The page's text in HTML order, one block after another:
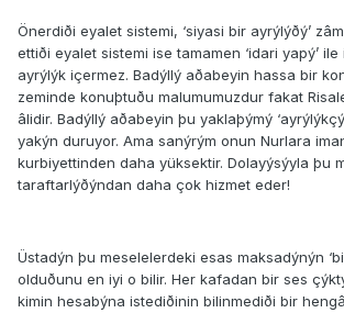
Önerdiði eyalet sistemi, ‘siyasi bir ayrýlýðý’
ettiði eyalet sistemi ise tamamen ‘idari yapý’ ile
ayrýlýk içermez. Badýllý aðabeyin hassa bir
zeminde konuþtuðu malumumuzdur fakat
âlidir. Badýllý aðabeyin þu yaklaþýmý
yakýn duruyor. Ama sanýrým onun Nurlara
kurbiyettinden daha yüksektir. Dolayýsýyla þu
taraftarlýðýndan daha çok hizmet eder!
Üstadýn þu meselelerdeki esas maksadýnýn
olduðunu en iyi o bilir. Her kafadan bir ses
kimin hesabýna istediðinin bilinmediði bir